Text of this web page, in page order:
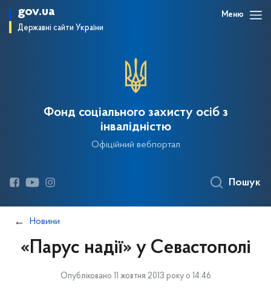
gov.ua
Державні сайти України
Меню
Фонд соціального захисту осіб з
інвалідністю
Офіційний вебпортал
Пошук
Новини
«Парус надії» у Севастополі
Опубліковано 11 жовтня 2013 року о 14:46